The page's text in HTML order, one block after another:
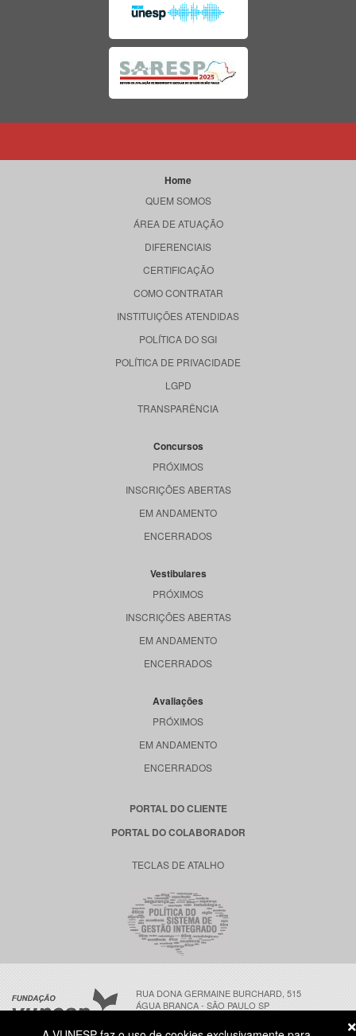
Home
QUEM SOMOS
ÁREA DE ATUAÇÃO
DIFERENCIAIS
CERTIFICAÇÃO
COMO CONTRATAR
INSTITUIÇÕES ATENDIDAS
POLÍTICA DO SGI
POLÍTICA DE PRIVACIDADE
LGPD
TRANSPARÊNCIA
Concursos
PRÓXIMOS
INSCRIÇÕES ABERTAS
EM ANDAMENTO
ENCERRADOS
Vestibulares
PRÓXIMOS
INSCRIÇÕES ABERTAS
EM ANDAMENTO
ENCERRADOS
Avaliações
PRÓXIMOS
EM ANDAMENTO
ENCERRADOS
PORTAL DO CLIENTE
PORTAL DO COLABORADOR
TECLAS DE ATALHO
RUA DONA GERMAINE BURCHARD, 515
ÁGUA BRANCA - SÃO PAULO SP